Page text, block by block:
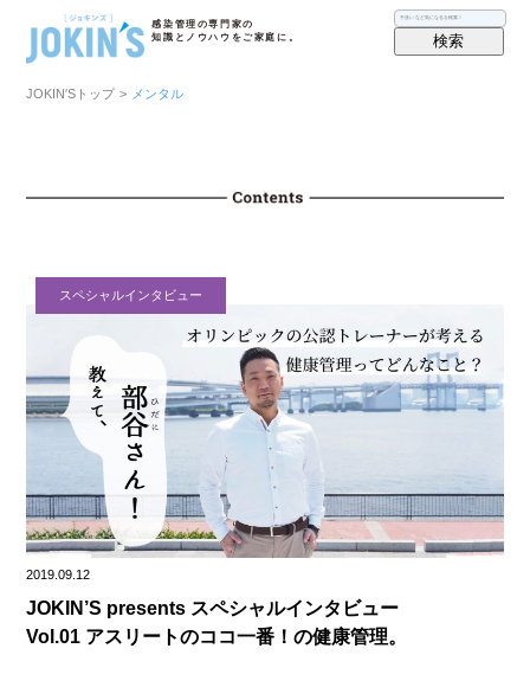
感染管理の専門家の
知識とノウハウをご家庭に。
検索
JOKIN′Sトップ > メンタル
スペシャルインタビュー
2019.09.12
JOKIN’S presents スペシャルインタビュー
Vol.01 アスリートのココ一番！の健康管理。